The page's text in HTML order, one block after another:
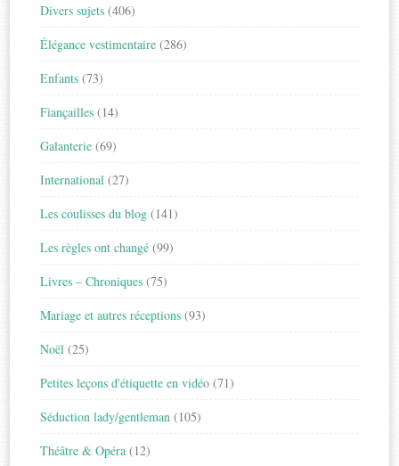
Divers sujets (406)
Élégance vestimentaire (286)
Enfants (73)
Fiançailles (14)
Galanterie (69)
International (27)
Les coulisses du blog (141)
Les règles ont changé (99)
Livres – Chroniques (75)
Mariage et autres réceptions (93)
Noël (25)
Petites leçons d'étiquette en vidéo (71)
Séduction lady/gentleman (105)
Théâtre & Opéra (12)